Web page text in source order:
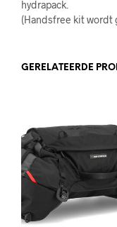
hydrapack.
(Handsfree kit wordt
GERELATEERDE